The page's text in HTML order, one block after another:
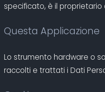
specificato, è il proprietario
Questa Applicazione
Lo strumento hardware o
raccolti e trattati i Dati